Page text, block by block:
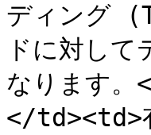
ディング
ドに対し
なります
</td><td>